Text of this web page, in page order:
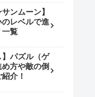
サンムーン】
のレベルで進
一覧
】パズル（ゲ
方や敵の倒
介！